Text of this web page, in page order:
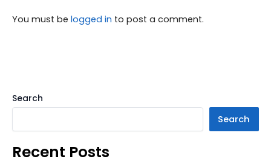
You must be logged in to post a comment.
Search
Search
Recent Posts